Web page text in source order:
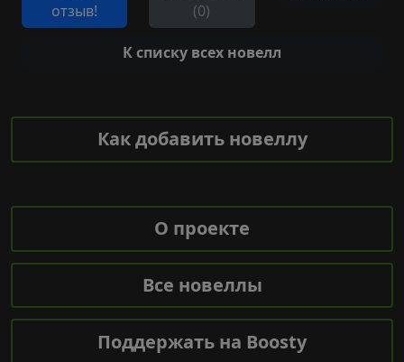
отзыв!
(0)
К списку всех новелл
Как добавить новеллу
О проекте
Все новеллы
Поддержать на Boosty